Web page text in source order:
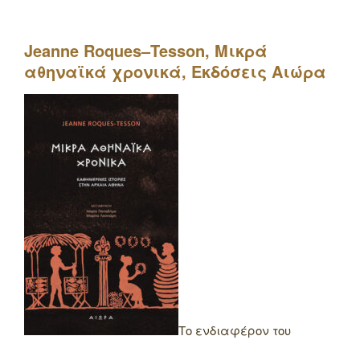
Jeanne Roques–Tesson, Μικρά
αθηναϊκά χρονικά, Εκδόσεις Αιώρα
Το ενδιαφέρον του